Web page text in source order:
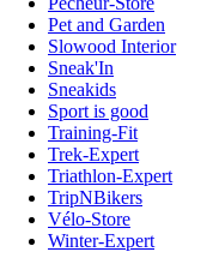
Pet and Garden
Slowood Interior
Sneak'In
Sneakids
Sport is good
Training-Fit
Trek-Expert
Triathlon-Expert
TripNBikers
Vélo-Store
Winter-Expert